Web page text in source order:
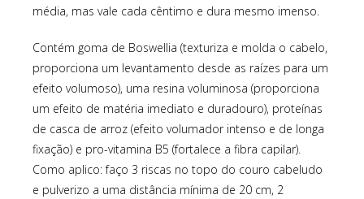
média, mas vale cada cêntimo e dura mesmo imenso.
Contém goma de Boswellia (texturiza e molda o cabelo,
proporciona um levantamento desde as raízes para um
efeito volumoso), uma resina voluminosa (proporciona
um efeito de matéria imediato e duradouro), proteínas
de casca de arroz (efeito volumador intenso e de longa
fixação) e pro-vitamina B5 (fortalece a fibra capilar).
Como aplico: faço 3 riscas no topo do couro cabeludo
e pulverizo a uma distância mínima de 20 cm, 2